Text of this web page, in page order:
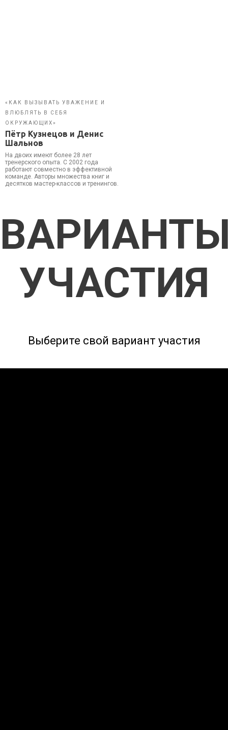
«КАК ВЫЗЫВАТЬ УВАЖЕНИЕ И
ВЛЮБЛЯТЬ В СЕБЯ
ОКРУЖАЮЩИХ»
Пётр Кузнецов и Денис
Шальнов
На двоих имеют более 28 лет
тренерского опыта. С 2002 года
работают совместно в эффективной
команде. Авторы множества книг и
десятков мастер-классов и тренингов.
УЧАСТИЯ
Выберите свой вариант участия